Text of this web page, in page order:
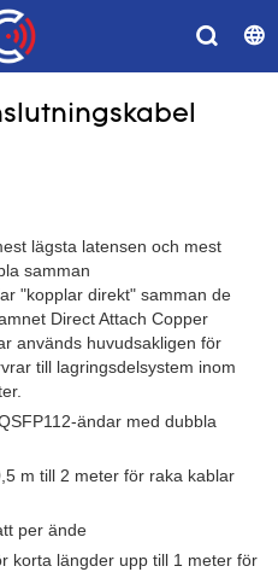
lägsta latensen och mest
samman
"kopplar direkt" samman de
Direct Attach Copper
används huvudsakligen för
till lagringsdelsystem inom
ändar med dubbla
m till 2 meter för raka kablar
per ände
korta längder upp till 1 meter för